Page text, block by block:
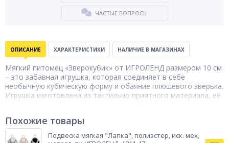
ЧАСТЫЕ ВОПРОСЫ
ОПИСАНИЕ ХАРАКТЕРИСТИКИ НАЛИЧИЕ В МАГАЗИНАХ
Мягкий питомец «Зверокубик» от ИГРОЛЕНД размером 10 см
– это забавная игрушка, которая соединяет в себе
необычную кубическую форму и обаяние плюшевого зверька.
Игрушка изготовлена из тактильно приятного материала, её
держит форму, а верх из полиэстера устойчив к износу,
выцветанию и загрязнениям. Благодаря компактному
Похожие товары
Подвеска мягкая "Лапка", полиэстер, иск. мех,